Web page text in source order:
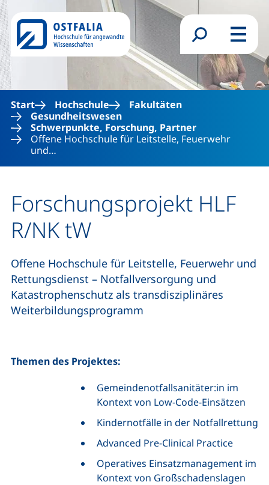
Direkt zum Inhalt
Suchformular
Menü
Start Hochschule
Fakultäten
Gesundheitswesen
Schwerpunkte, Forschung, Partner
Offene Hochschule für Leitstelle, Feuerwehr
und…
Forschungsprojekt HLF
R/NK tW
Offene Hochschule für Leitstelle, Feuerwehr und
Rettungsdienst – Notfallversorgung und
Katastrophenschutz als transdisziplinäres
Weiterbildungsprogramm
Themen des Projektes:
Gemeindenotfallsanitäter:in im
Kontext von Low-Code-Einsätzen
Kindernotfälle in der Notfallrettung
Advanced Pre-Clinical Practice
Operatives Einsatzmanagement im
Kontext von Großschadenslagen